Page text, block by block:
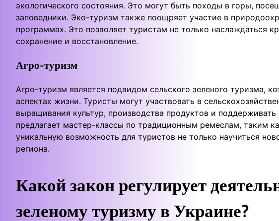
экологического состояния. Это могут быть походы в горы,
заповедники. Эко-туризм также поощряет участие в
программах. Это позволяет туристам не только наслаждаться
сохранение и восстановление.
Агро-туризм
Агро-туризм является подвидом сельского зеленого туризма,
аспектах жизни. Туристы могут участвовать в
выращивания культур, производства продуктов и
предлагает мастер-классы по традиционным ремеслам, таким
уникальную возможность для туристов не только научиться
региона.
Какой закон регулирует
зеленому туризму в Украине?